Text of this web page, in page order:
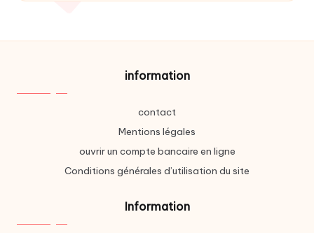
information
contact
Mentions légales
ouvrir un compte bancaire en ligne
Conditions générales d’utilisation du site
Information